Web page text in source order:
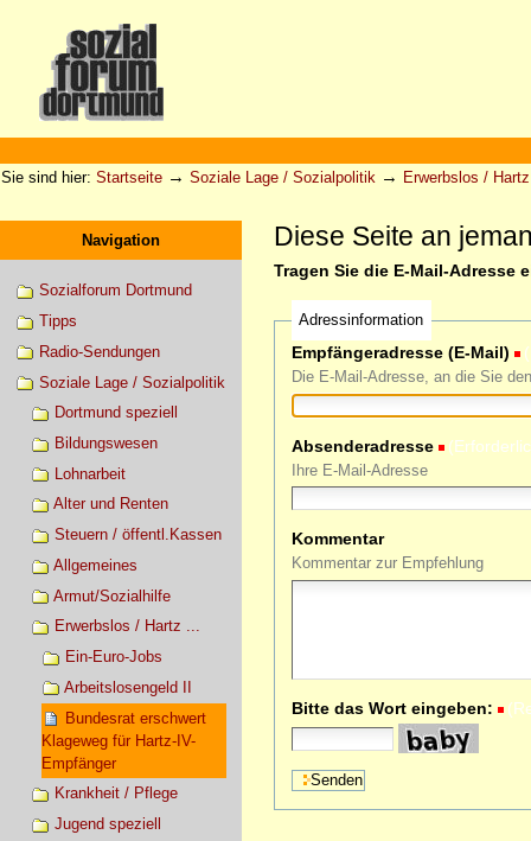
Werkzeuge
Sie sind hier: Startseite → Soziale Lage / Sozialpolitik → Erwerbslos /
Navigation
Sozialforum Dortmund
Tipps
Radio-Sendungen
Soziale Lage / Sozialpolitik
Dortmund speziell
Bildungswesen
Lohnarbeit
Alter und Renten
Steuern / öffentl.Kassen
Allgemeines
Armut/Sozialhilfe
Erwerbslos / Hartz ...
Ein-Euro-Jobs
Arbeitslosengeld II
Bundesrat erschwert
Klageweg für Hartz-IV-
Empfänger
Krankheit / Pflege
Jugend speziell
Diese Seite an
Tragen Sie die E-Mail-Adresse
Adressinformation
Empfängeradresse (E-Mail)
Die E-Mail-Adresse, an die Sie
Absenderadresse
Ihre E-Mail-Adresse
Kommentar
Kommentar zur Empfehlung
Bitte das Wort eingeben: